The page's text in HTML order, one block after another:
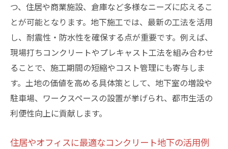
つ、住居や商業施設、倉庫など多様なニーズに応えるこ
とが可能となります。地下施工では、最新の工法を活用
し、耐震性・防水性を確保する点が重要です。例えば、
現場打ちコンクリートやプレキャスト工法を組み合わせ
ることで、施工期間の短縮やコスト管理にも寄与しま
す。土地の価値を高める具体策として、地下室の増設や
駐車場、ワークスペースの設置が挙げられ、都市生活の
利便性向上に貢献します。
住居やオフィスに最適なコンクリート地下の活用例